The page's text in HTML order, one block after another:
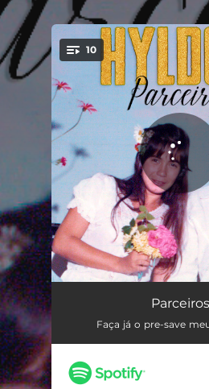
You're all set!
10
Chuva e Saliva
Velho Camarada
Parceiros
Faça já o pre-save
.